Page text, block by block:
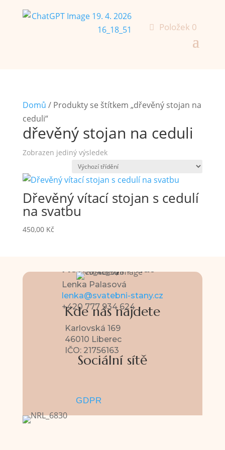
Položek 0
Domů / Produkty se štítkem „dřevěný stojan na
ceduli“
dřevěný stojan na ceduli
Zobrazen jediný výsledek
Dřevěný vítací stojan s cedulí
na svatbu
450,00 Kč
Kontaktujte nás
Lenka Palasová
lenka@svatebni-stany.cz
+420 777 934 624
Kde nás najdete
Karlovská 169
46010 Liberec
IČO: 21756163
Sociální sítě
GDPR